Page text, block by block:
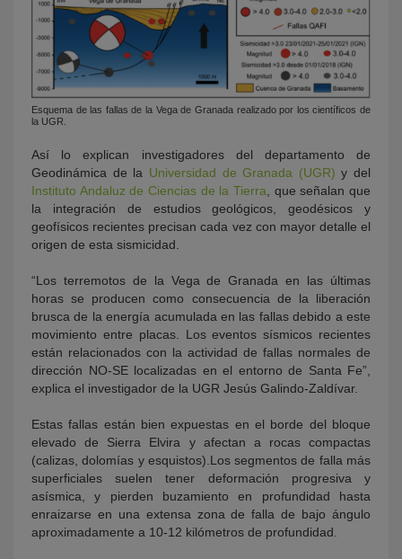
Esquema de las fallas de la Vega de Granada realizado por los científicos de
la UGR.
Así lo explican investigadores del departamento de
Geodinámica de la Universidad de Granada (UGR) y del
Instituto Andaluz de Ciencias de la Tierra, que señalan que
la integración de estudios geológicos, geodésicos y
geofísicos recientes precisan cada vez con mayor detalle el
origen de esta sismicidad.
“Los terremotos de la Vega de Granada en las últimas
horas se producen como consecuencia de la liberación
brusca de la energía acumulada en las fallas debido a este
movimiento entre placas. Los eventos sísmicos recientes
están relacionados con la actividad de fallas normales de
dirección NO-SE localizadas en el entorno de Santa Fe”,
explica el investigador de la UGR Jesús Galindo-Zaldívar.
Estas fallas están bien expuestas en el borde del bloque
elevado de Sierra Elvira y afectan a rocas compactas
(calizas, dolomías y esquistos).Los segmentos de falla más
superficiales suelen tener deformación progresiva y
asísmica, y pierden buzamiento en profundidad hasta
enraizarse en una extensa zona de falla de bajo ángulo
aproximadamente a 10-12 kilómetros de profundidad.